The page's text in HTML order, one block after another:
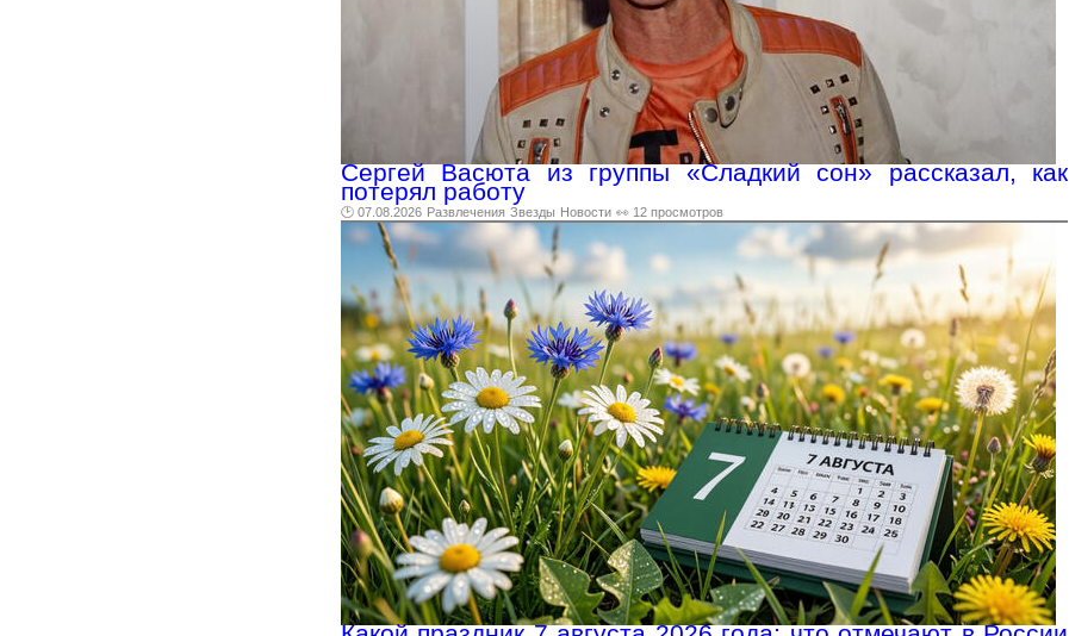
Сергей Васюта из группы «Сладкий сон» рассказал, как
потерял работу
🕑 07.08.2026 Развлечения Звезды Новости 👀 12 просмотров